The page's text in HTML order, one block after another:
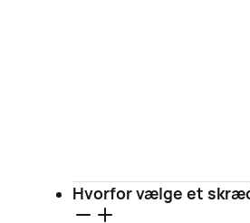
Hvorfor vælge et